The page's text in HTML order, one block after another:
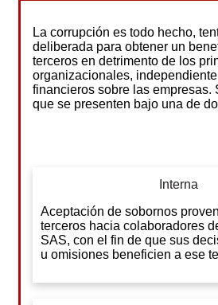
La corrupción es todo hecho,
deliberada para obtener un
terceros en detrimento de los
organizacionales,
financieros sobre las empresas.
que se presenten bajo una de
Interna
Aceptación de sobornos
terceros hacia colaboradores
SAS, con el fin de que sus
u omisiones beneficien a ese